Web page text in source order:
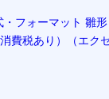
フォーマット 雛
費税あり）（エク